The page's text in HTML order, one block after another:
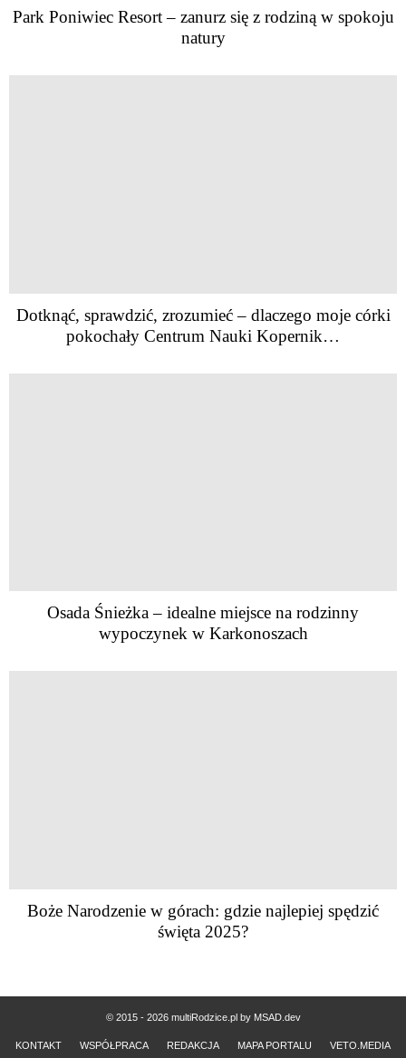
Park Poniwiec Resort – zanurz się z rodziną w spokoju
natury
Dotknąć, sprawdzić, zrozumieć – dlaczego moje córki
pokochały Centrum Nauki Kopernik…
Osada Śnieżka – idealne miejsce na rodzinny
wypoczynek w Karkonoszach
Boże Narodzenie w górach: gdzie najlepiej spędzić
święta 2025?
© 2015 - 2026 multiRodzice.pl by MSAD.dev
KONTAKT WSPÓŁPRACA REDAKCJA MAPA PORTALU VETO.MEDIA